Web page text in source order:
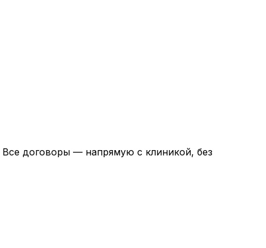
договоры — напрямую с клиникой, без